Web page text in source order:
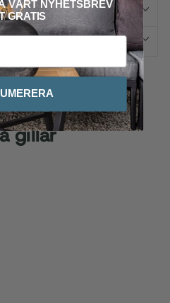
gillar
VÅRT NYHETSBREV
GRATIS